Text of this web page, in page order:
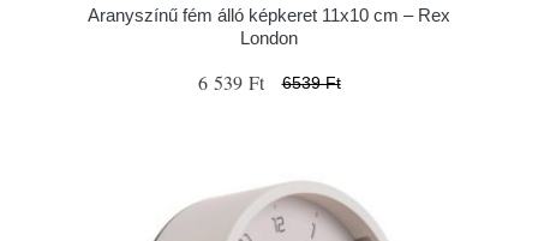
Aranyszínű fém álló képkeret 11x10 cm – Rex
London
6 539 Ft 6539 Ft